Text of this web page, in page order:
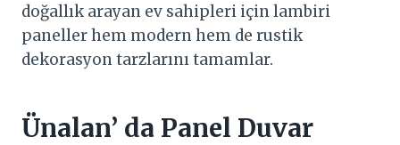
doğallık arayan ev sahipleri için lambiri
paneller hem modern hem de rustik
dekorasyon tarzlarını tamamlar.
Ünalan’ da Panel Duvar